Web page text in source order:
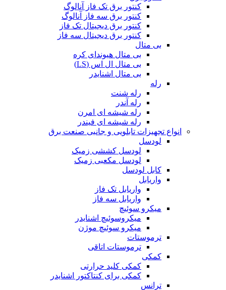
کنتور برق تک فاز آنالوگ
کنتور برق سه فاز آنالوگ
کنتور برق دیجیتال تک فاز
کنتور برق دیجیتال سه فاز
بی متال
بی متال هیوندای کره
بی متال ال اس (LS)
بی متال اشنایدر
رله
رله شنت
رله آندر
رله شیشه ای امرن
رله شیشه ای فیندر
انواع تجهیزات تابلویی و جانبی صنعت برق
لودسل
لودسل کششی زمیک
لودسل مکعبی زمیک
کابل لودسل
واریابل
واریابل تک فاز
واریابل سه فاز
میکرو سوئیچ
میکروسوئیچ اشنایدر
میکرو سوئیچ موژن
ترموستات
ترموستات اتاقی
کمکی
کمکی کلید حرارتی
کمکی برای کنتاکتور اشنایدر
ترانس